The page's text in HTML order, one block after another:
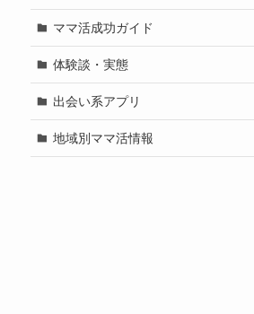
ママ活成功ガイド
体験談・実態
出会い系アプリ
地域別ママ活情報